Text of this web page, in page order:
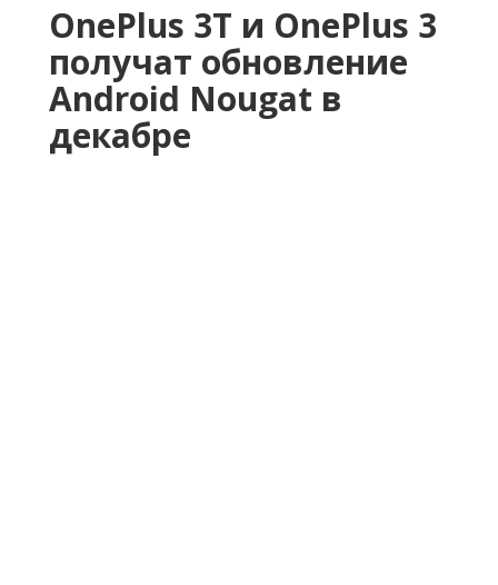
OnePlus 3T и OnePlus 3
получат обновление
Android Nougat в
декабре